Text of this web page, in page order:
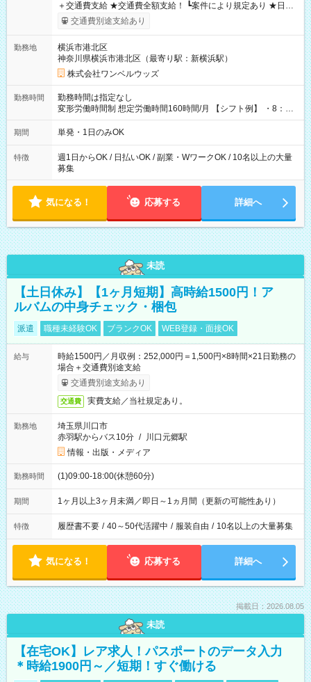
＋交通費支給 ★交通費全額支給！ ┗案件により規定あり ★日払
いOK！（規定あり） ┗働いたその日に現金GET♪ お仕事後はコ
ンビニATMから 日払い分を引き落とせます！ 【試用期間】試
交通費別途支給あり
勤務地
横浜市港北区
神奈川県横浜市港北区（最寄り駅：新横浜駅）
株式会社ワンベルウッズ
勤務時間
勤務時間は指定なし
変形労働時間制 想定労働時間160時間/月 【シフト例】 ・8：00
～21：00
期間 単発・1日のみOK
特徴
週1日からOK / 日払いOK / 副業・WワークOK / 10名以上の大量
募集
気になる！ 応募する 詳細へ
未読
【土日休み】【1ヶ月短期】高時給1500円！ア
ルバムの中身チェック・梱包
派遣 職種未経験OK ブランクOK WEB登録・面接OK
給与
時給1500円／月収例：252,000円＝1,500円×8時間×21日勤務の
場合＋交通費別途支給
交通費別途支給あり
交通費 実費支給／当社規定あり。
勤務地
埼玉県川口市
赤羽駅からバス10分 / 川口元郷駅
情報・出版・メディア
勤務時間 (1)09:00-18:00(休憩60分)
期間 1ヶ月以上3ヶ月未満／即日～1ヵ月間（更新の可能性あり）
特徴 履歴書不要 / 40～50代活躍中 / 服装自由 / 10名以上の大量募集
気になる！ 応募する 詳細へ
掲載日：2026.08.05
未読
【在宅OK】レア求人！パスポートのデータ入力
＊時給1900円～／短期！すぐ働ける